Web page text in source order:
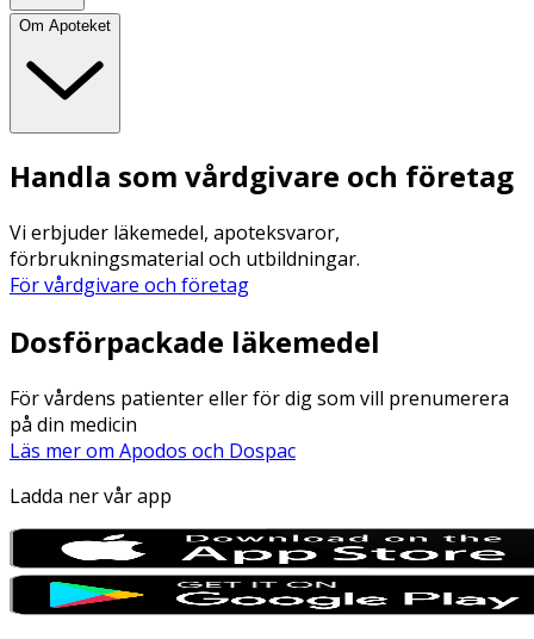
Om Apoteket
Handla som vårdgivare och företag
Vi erbjuder läkemedel, apoteksvaror,
förbrukningsmaterial och utbildningar.
För vårdgivare och företag
Dosförpackade läkemedel
För vårdens patienter eller för dig som vill prenumerera
på din medicin
Läs mer om Apodos och Dospac
Ladda ner vår app